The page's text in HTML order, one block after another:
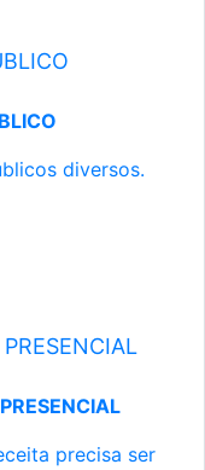
diversos.
precisa ser